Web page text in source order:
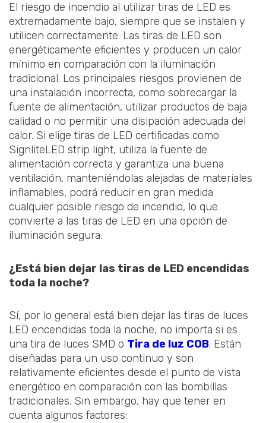
El riesgo de incendio al utilizar tiras de LED es
extremadamente bajo, siempre que se instalen y
utilicen correctamente. Las tiras de LED son
energéticamente eficientes y producen un calor
mínimo en comparación con la iluminación
tradicional. Los principales riesgos provienen de
una instalación incorrecta, como sobrecargar la
fuente de alimentación, utilizar productos de baja
calidad o no permitir una disipación adecuada del
calor. Si elige tiras de LED certificadas como
SignliteLED strip light, utiliza la fuente de
alimentación correcta y garantiza una buena
ventilación, manteniéndolas alejadas de materiales
inflamables, podrá reducir en gran medida
cualquier posible riesgo de incendio, lo que
convierte a las tiras de LED en una opción de
iluminación segura.
¿Está bien dejar las tiras de LED encendidas
toda la noche?
Sí, por lo general está bien dejar las tiras de luces
LED encendidas toda la noche, no importa si es
una tira de luces SMD o Tira de luz COB. Están
diseñadas para un uso continuo y son
relativamente eficientes desde el punto de vista
energético en comparación con las bombillas
tradicionales. Sin embargo, hay que tener en
cuenta algunos factores: